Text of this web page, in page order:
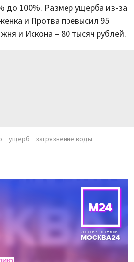
до 100%. Размер ущерба из-за
и Протва превысил 95
и Искона – 80 тысяч рублей.
ущерб
загрязнение воды